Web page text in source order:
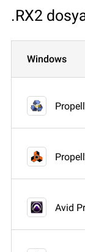
.RX2
Windows
Avid